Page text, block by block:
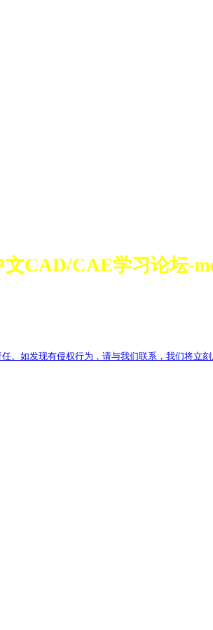
CAD/CAE学习论坛-
如发现有侵权行为，请与我们联系，我们将立刻